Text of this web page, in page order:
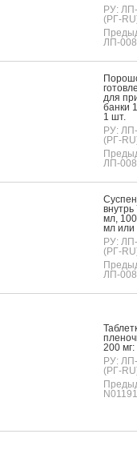
РУ:
(РГ-
ЛП-
для
бан­ки
1 шт.
РУ:
(РГ-
ЛП-
внутрь
мл,
мл или
РУ:
(РГ-
ЛП-
200
РУ:
(РГ-